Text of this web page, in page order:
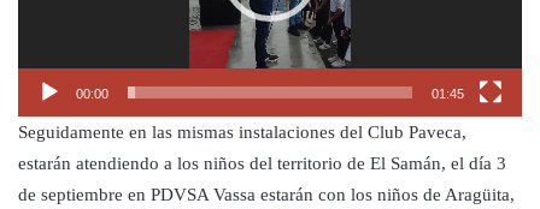
00:00 01:45
Seguidamente en las mismas instalaciones del Club Paveca,
estarán atendiendo a los niños del territorio de El Samán, el día 3
de septiembre en PDVSA Vassa estarán con los niños de Aragüita,